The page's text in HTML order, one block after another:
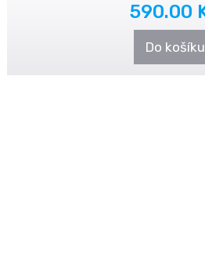
590.00
Do košíku